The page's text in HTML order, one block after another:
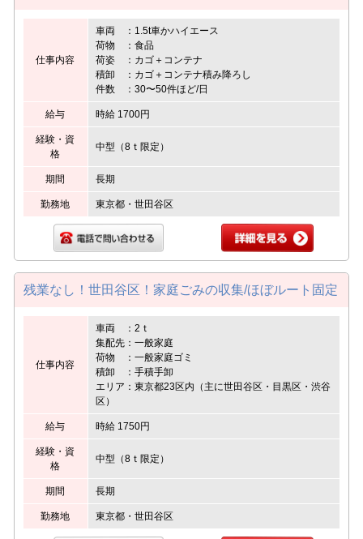
仕事内容
車両 ：1.5t車かハイエース
荷物 ：食品
荷姿 ：カゴ＋コンテナ
積卸 ：カゴ＋コンテナ積み降ろし
件数 ：30〜50件ほど/日
給与 時給 1700円
経験・資
格
中型（8ｔ限定）
期間 長期
勤務地 東京都・世田谷区
残業なし！世田谷区！家庭ごみの収集/ほぼルート固定
仕事内容
車両 ：2ｔ
集配先：一般家庭
荷物 ：一般家庭ゴミ
積卸 ：手積手卸
エリア：東京都23区内（主に世田谷区・目黒区・渋谷
区）
給与 時給 1750円
経験・資
格
中型（8ｔ限定）
期間 長期
勤務地 東京都・世田谷区